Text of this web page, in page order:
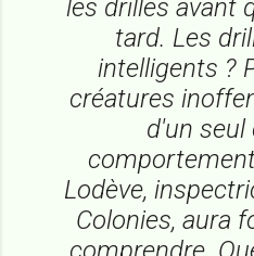
les drilles avant
tard. Les
intelligents ?
créatures
d'un seul
Lodève,
Colonies, aura